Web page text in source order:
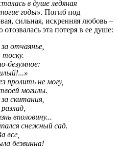
в душе ледяная
годы». Погиб под
сильная, искренняя любовь –
эта потеря в ее душе:
отчаянье,
тоску.
безумное:
пролить не могу,
могилы.
скитания,
вполовину...
снежный сад.
все,
безвинна!